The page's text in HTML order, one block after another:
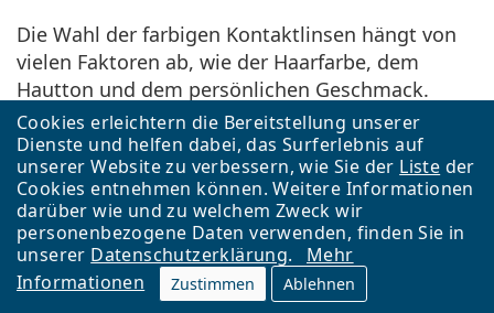
Cookies erleichtern die Bereitstellung unserer
Dienste und helfen dabei, das Surferlebnis auf
unserer Website zu verbessern, wie Sie der Liste der
Cookies entnehmen können. Weitere Informationen
darüber wie und zu welchem Zweck wir
personenbezogene Daten verwenden, finden Sie in
unserer Datenschutzerklärung.
Mehr
Informationen
Zustimmen Ablehnen
Die Wahl der farbigen Kontaktlinsen hängt von
vielen Faktoren ab, wie der Haarfarbe, dem
Hautton und dem persönlichen Geschmack.
Fragen Sie sich selbst:
Welches Aussehen möchte ich erreichen?
Möchte ich, dass meine Augen natürlich oder
eher dramatisch aussehen?
Wenn Sie die perfekte Farbe gefunden haben,
können Sie mit viel Spaß Kleidung, Accessoires
und Make-up zu Ihren „neuen“ Augen